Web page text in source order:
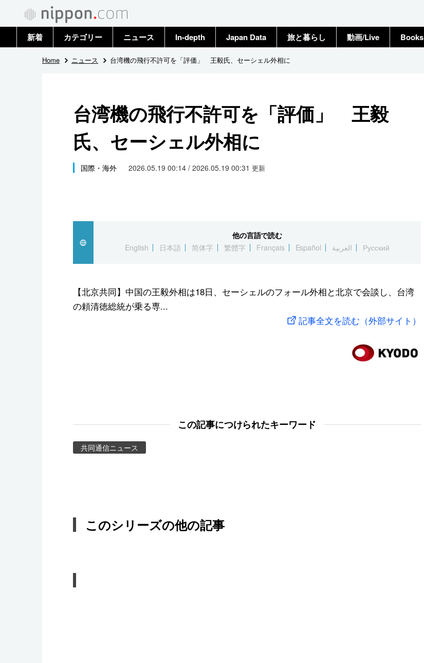
新着 カテゴリー
政治・外交
国際
社会
文化
スポーツ・東京2020
ニュース
トップ
In-depth Japan Data 旅と暮らし 動画/Live Books
Home ニュース 台湾機の飛行不許可を「評価」 王毅氏、セーシェル外相に
台湾機の飛行不許可を「評価」 王毅
氏、セーシェル外相に
国際・海外 2026.05.19 00:14 / 2026.05.19 00:31 更新
他の言語で読む
English
日本語 简体字 繁體字 Français Español العربية Русский
【北京共同】中国の王毅外相は18日、セーシェルのフォール外相と北京で会談し、台湾
の頼清徳総統が乗る専...
記事全文を読む（外部サイト）
この記事につけられたキーワード
共同通信ニュース
このシリーズの他の記事